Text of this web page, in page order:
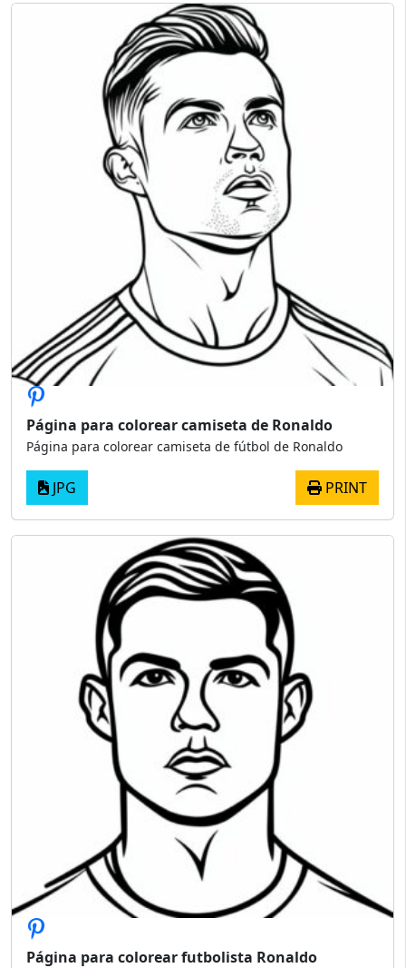
Página para colorear camiseta de Ronaldo
Página para colorear camiseta de fútbol de Ronaldo
JPG PRINT
Página para colorear futbolista Ronaldo